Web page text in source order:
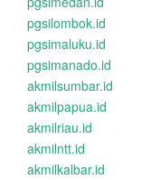
pgsilombok.id
pgsimaluku.id
pgsimanado.id
akmilsumbar.id
akmilpapua.id
akmilriau.id
akmilntt.id
akmilkalbar.id